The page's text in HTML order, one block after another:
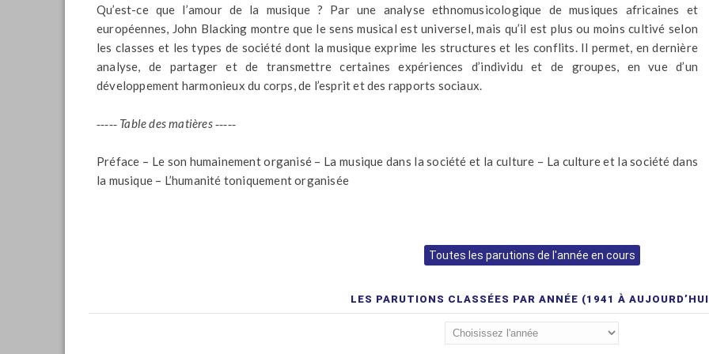
Qu’est-ce que l’amour de la musique ? Par une analyse ethnomusicologique de musiques africaines et
européennes, John Blacking montre que le sens musical est universel, mais qu’il est plus ou moins cultivé selon
les classes et les types de société dont la musique exprime les structures et les conflits. Il permet, en dernière
analyse, de partager et de transmettre certaines expériences d’individu et de groupes, en vue d’un
développement harmonieux du corps, de l’esprit et des rapports sociaux.
‑‑‑‑‑ Table des matières ‑‑‑‑‑
Préface – Le son humainement organisé – La musique dans la société et la culture – La culture et la société dans
la musique – L’humanité toniquement organisée
Toutes les parutions de l'année en cours
LES PARUTIONS CLASSÉES PAR ANNÉE (1941 À